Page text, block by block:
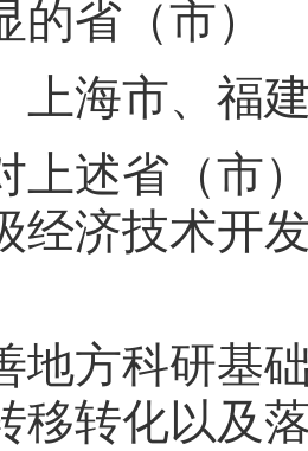
的省（市）
上海市、福
上述省（市
经济技术开
地方科研基
移转化以及